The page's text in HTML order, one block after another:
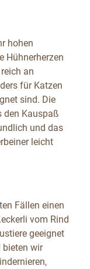
hohen
Hühnerherzen
an
für Katzen
sind. Die
den Kauspaß
und das
leicht
Fällen einen
vom Rind
geeignet
bieten wir